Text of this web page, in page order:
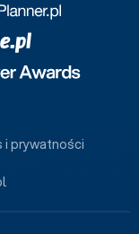
i prywatności